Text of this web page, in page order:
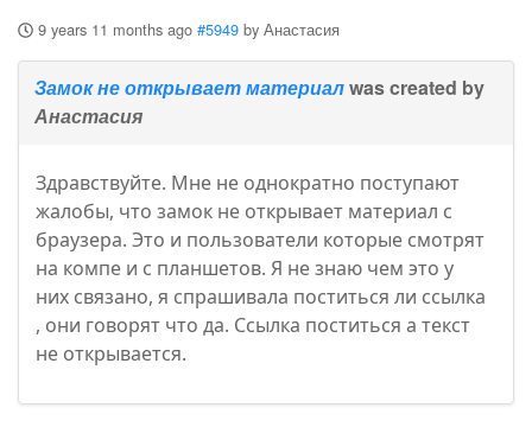
9 years 11 months ago #5949 by Анастасия
Замок не открывает материалwas created by
Анастасия
Здравствуйте. Мне не однократно поступают
жалобы, что замок не открывает материал с
браузера. Это и пользователи которые смотрят
на компе и с планшетов. Я не знаю чем это у
них связано, я спрашивала поститься ли ссылка
, они говорят что да. Ссылка поститься а текст
не открывается.